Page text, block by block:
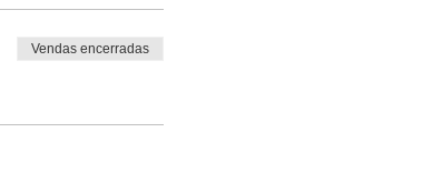
Vendas encerradas